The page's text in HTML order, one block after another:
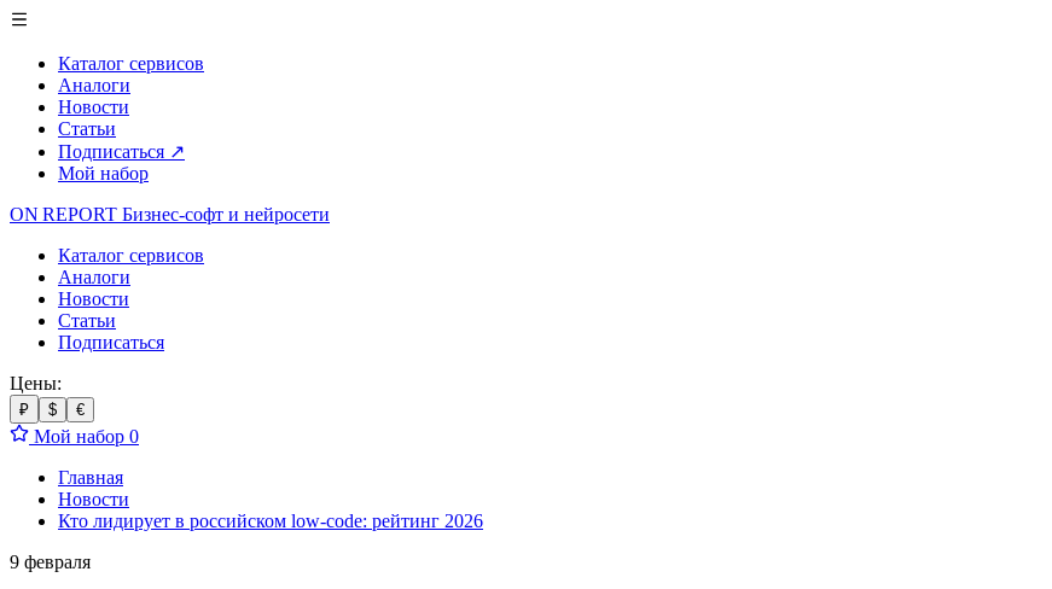
Каталог сервисов
Аналоги
Новости
Статьи
Подписаться ↗
Мой набор
ON REPORT Бизнес-софт и нейросети
Каталог сервисов
Аналоги
Новости
Статьи
Подписаться
Цены:
₽ $ €
Мой набор 0
Главная
Новости
Кто лидирует в российском low-code: рейтинг 2026
9 февраля